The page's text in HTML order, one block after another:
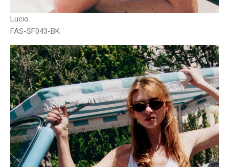
Lucio
FAS-SF043-BK